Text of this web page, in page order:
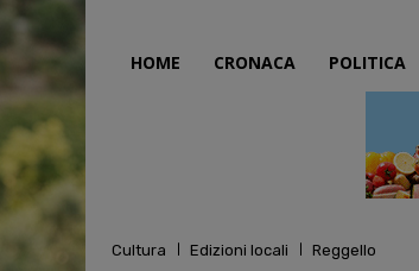
HOME CRONACA POLITICA
Cultura Edizioni locali Reggello